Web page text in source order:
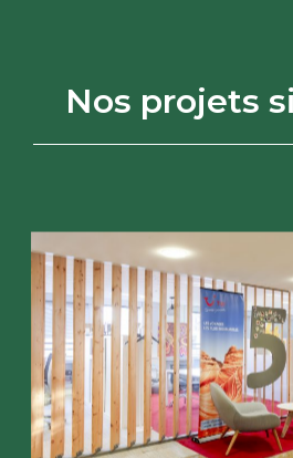
Nos projets